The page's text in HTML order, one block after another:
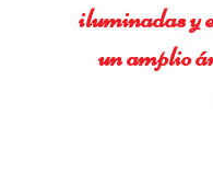
iluminadas y
un amplio